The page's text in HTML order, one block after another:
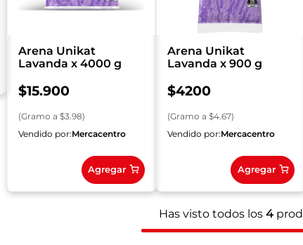
Arena Unikat
Lavanda x 4000 g
$15.900
(Gramo a $3.98)
Vendido por:Mercacentro
Agregar
Arena Unikat
Lavanda x 900 g
$4200
(Gramo a $4.67)
Vendido por:Mercacentro
Agregar
Has visto todos los 4